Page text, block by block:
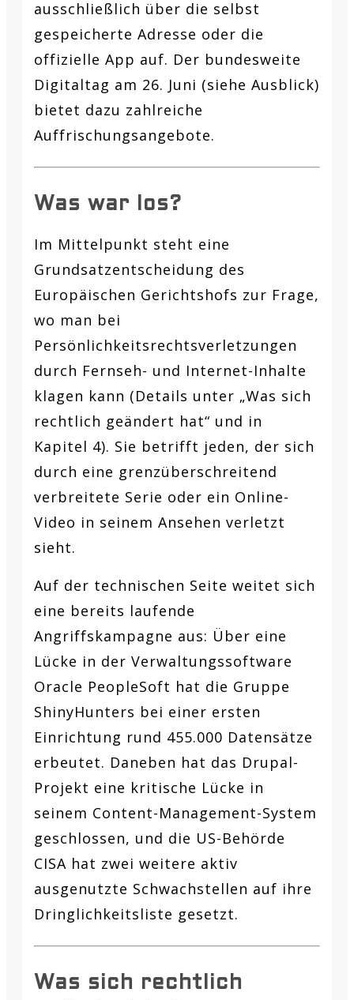
ausschließlich über die selbst
gespeicherte Adresse oder die
offizielle App auf. Der bundesweite
Digitaltag am 26. Juni (siehe Ausblick)
bietet dazu zahlreiche
Auffrischungsangebote.
Was war los?
Im Mittelpunkt steht eine
Grundsatzentscheidung des
Europäischen Gerichtshofs zur Frage,
wo man bei
Persönlichkeitsrechtsverletzungen
durch Fernseh- und Internet-Inhalte
klagen kann (Details unter „Was sich
rechtlich geändert hat“ und in
Kapitel 4). Sie betrifft jeden, der sich
durch eine grenzüberschreitend
verbreitete Serie oder ein Online-
Video in seinem Ansehen verletzt
sieht.
Auf der technischen Seite weitet sich
eine bereits laufende
Angriffskampagne aus: Über eine
Lücke in der Verwaltungssoftware
Oracle PeopleSoft hat die Gruppe
ShinyHunters bei einer ersten
Einrichtung rund 455.000 Datensätze
erbeutet. Daneben hat das Drupal-
Projekt eine kritische Lücke in
seinem Content-Management-System
geschlossen, und die US-Behörde
CISA hat zwei weitere aktiv
ausgenutzte Schwachstellen auf ihre
Dringlichkeitsliste gesetzt.
Was sich rechtlich